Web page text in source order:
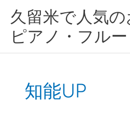
久留米で人気
ピアノ・フル
知能UP